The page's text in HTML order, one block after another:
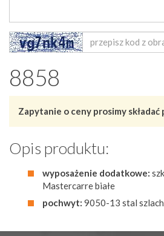
8858
Zapytanie o ceny prosimy
Opis produktu:
wyposażenie dodatkowe:
Mastercarre białe
pochwyt: 9050-13 stal